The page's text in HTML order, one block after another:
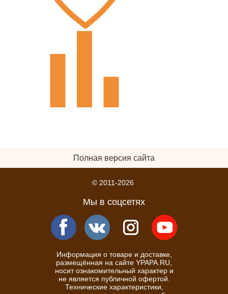
Полная версия сайта
© 2011-2026
Мы в соцсетях
Информация о товаре и доставке,
размещённая на сайте YPAPA.RU,
носит ознакомительный характер и
не является публичной офертой.
Технические характеристики,